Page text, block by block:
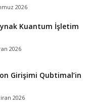
2026
Kuantum İşletim
2026
Girişimi Qubtimal’in
2026